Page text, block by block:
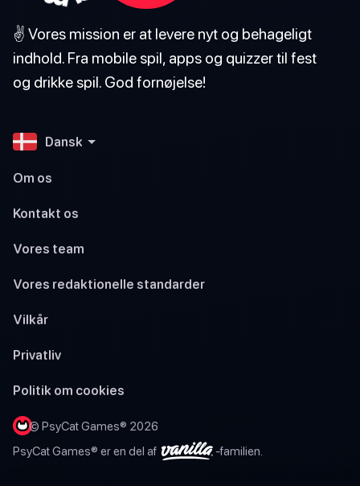
✌️ Vores mission er at levere nyt og behageligt
indhold. Fra mobile spil, apps og quizzer til fest
og drikke spil. God fornøjelse!
Dansk
Om os
Kontakt os
Vores team
Vores redaktionelle standarder
Vilkår
Privatliv
Politik om cookies
© PsyCat Games® 2026
PsyCat Games® er en del af
-familien.